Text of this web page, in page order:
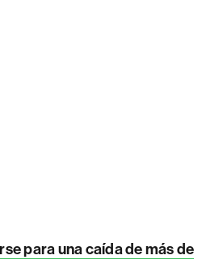
para una caída de más de